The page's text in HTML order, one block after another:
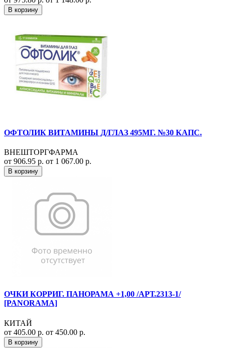
В корзину
ОФТОЛИК ВИТАМИНЫ Д/ГЛАЗ 495МГ. №30 КАПС.
ВНЕШТОРГФАРМА
от 906.95 р. от 1 067.00 р.
В корзину
ОЧКИ КОРРИГ. ПАНОРАМА +1,00 /АРТ.2313-1/
[PANORAMA]
КИТАЙ
от 405.00 р. от 450.00 р.
В корзину